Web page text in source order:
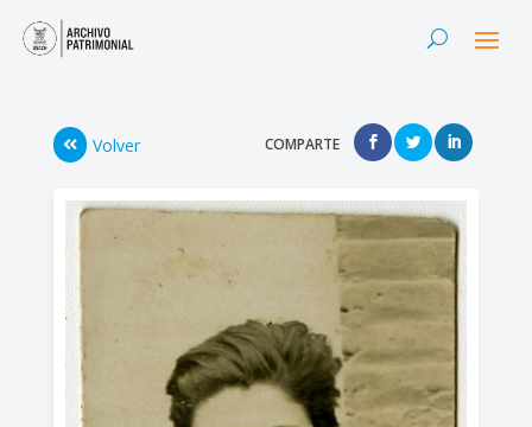
Volver COMPARTE